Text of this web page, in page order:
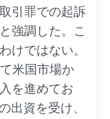
引罪での起訴
強調した。こ
けではない。
米国市場か
を進めてお
出資を受け、